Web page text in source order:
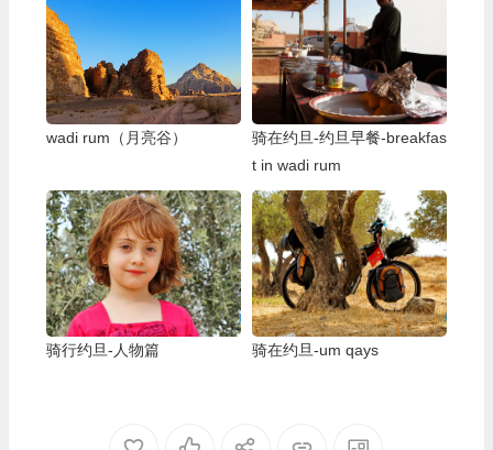
wadi rum（月亮谷）
骑在约旦-约旦早餐-breakfas
t in wadi rum
骑行约旦-人物篇 骑在约旦-um qays